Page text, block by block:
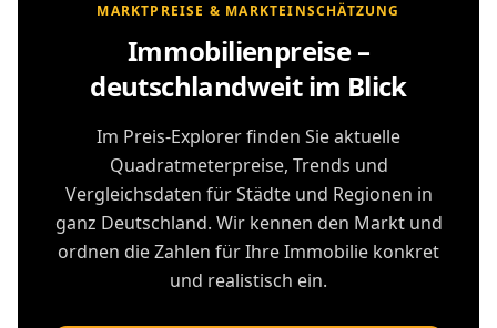
MARKTPREISE & MARKTEINSCHÄTZUNG
Immobilienpreise –
deutschlandweit im Blick
Im Preis-Explorer finden Sie aktuelle
Quadratmeterpreise, Trends und
Vergleichsdaten für Städte und Regionen in
ganz Deutschland. Wir kennen den Markt und
ordnen die Zahlen für Ihre Immobilie konkret
und realistisch ein.